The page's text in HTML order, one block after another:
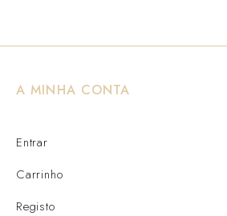
A MINHA CONTA
Entrar
Carrinho
Registo